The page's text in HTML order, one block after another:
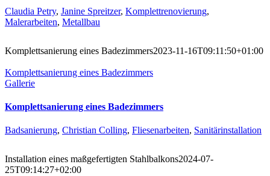
Claudia Petry, Janine Spreitzer, Komplettrenovierung,
Malerarbeiten, Metallbau
Komplettsanierung eines Badezimmers2023-11-16T09:11:50+01:00
Komplettsanierung eines Badezimmers
Gallerie
Komplettsanierung eines Badezimmers
Badsanierung, Christian Colling, Fliesenarbeiten, Sanitärinstallation
Installation eines maßgefertigten Stahlbalkons2024-07-
25T09:14:27+02:00